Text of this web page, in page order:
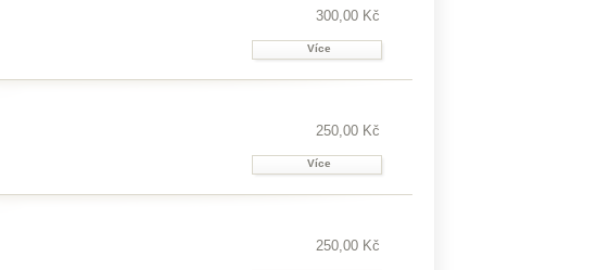
300,00 Kč
Více
250,00 Kč
Více
250,00 Kč